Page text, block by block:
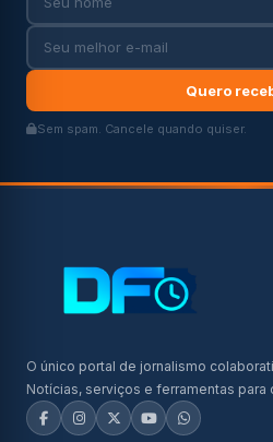
Quero
Sem spam. Cancele quando quiser.
O único portal de jornalismo
Notícias, serviços e ferramentas para